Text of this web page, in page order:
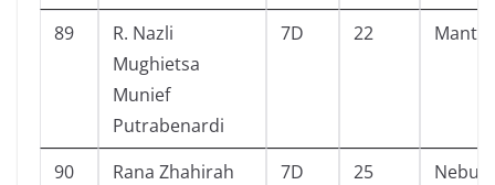
89
R. Nazli
Mughietsa
Munief
Putrabenardi
7D 22
90 Rana Zhahirah 7D 25
Nebula